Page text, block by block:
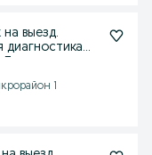
выезд.
диагностика
1